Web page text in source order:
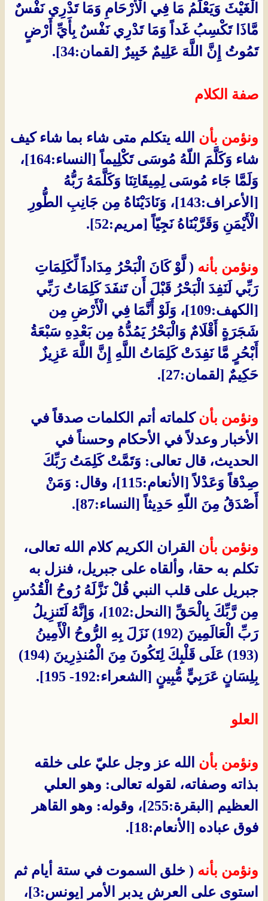
الْغَيْثَ وَيَعْلَمُ مَا فِي الْأَرْحَامِ وَمَا تَدْرِي نَفْسٌ
مَّاذَا تَكْسِبُ غَداً وَمَا تَدْرِي نَفْسٌ بِأَيِّ أَرْضٍ
تَمُوتُ إِنَّ اللَّهَ عَلِيمٌ خَبِيرٌ [لقمان:34].
صفة الكلام
ونؤمن بأن الله يتكلم متى شاء بما شاء كيف
شاء وَكَلَّمَ اللّهُ مُوسَى تَكْلِيماً [النساء:164]،
وَلَمَّا جَاء مُوسَى لِمِيقَاتِنَا وَكَلَّمَهُ رَبُّهُ
[الأعراف:143]، وَنَادَيْنَاهُ مِن جَانِبِ الطُّورِ
الْأَيْمَنِ وَقَرَّبْنَاهُ نَجِيّاً [مريم:52].
ونؤمن بأنه ( لَّوْ كَانَ الْبَحْرُ مِدَاداً لِّكَلِمَاتِ
رَبِّي لَنَفِدَ الْبَحْرُ قَبْلَ أَن تَنفَدَ كَلِمَاتُ رَبِّي
[الكهف:109]، وَلَوْ أَنَّمَا فِي الْأَرْضِ مِن
شَجَرَةٍ أَقْلَامٌ وَالْبَحْرُ يَمُدُّهُ مِن بَعْدِهِ سَبْعَةُ
أَبْحُرٍ مَّا نَفِدَتْ كَلِمَاتُ اللَّهِ إِنَّ اللَّهَ عَزِيزٌ
حَكِيمٌ [لقمان:27].
ونؤمن بأنكلماته أتم الكلمات صدقاً في
الأخبار وعدلاً في الأحكام وحسناً في
الحديث، قال تعالى: وَتَمَّتْ كَلِمَتُ رَبِّكَ
صِدْقاً وَعَدْلاً [الأنعام:115]، وقال: وَمَنْ
أَصْدَقُ مِنَ اللّهِ حَدِيثاً [النساء:87].
ونؤمن بأن القران الكريم كلام الله تعالى،
تكلم به حقا، وألقاه على جبريل، فنزل به
جبريل على قلب النبي قُلْ نَزَّلَهُ رُوحُ الْقُدُسِ
مِن رَّبِّكَ بِالْحَقِّ [النحل:102]، وَإِنَّهُ لَتَنزِيلُ
رَبِّ الْعَالَمِينَ (192) نَزَلَ بِهِ الرُّوحُ الْأَمِينُ
(193) عَلَى قَلْبِكَ لِتَكُونَ مِنَ الْمُنذِرِينَ (194)
بِلِسَانٍ عَرَبِيٍّ مُّبِينٍ [الشعراء:192- 195].
العلو
ونؤمن بأن الله عز وجل عليّ على خلقه
بذاته وصفاته، لقوله تعالى: وهو العلي
العظيم [البقرة:255]، وقوله: وهو القاهر
فوق عباده [الأنعام:18].
ونؤمن بأنه ( خلق السموت في ستة أيام ثم
استوى على العرش يدبر الأمر [يونس:3]،